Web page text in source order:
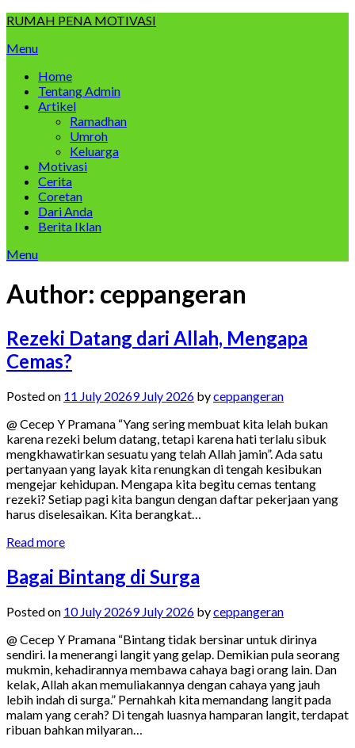
Skip
content
RUMAH PENA MOTIVASI
Menu
Home
Tentang Admin
Artikel
Ramadhan
Umroh
Keluarga
Motivasi
Cerita
Coretan
Dari Anda
Berita Iklan
Menu
Author: ceppangeran
Rezeki Datang dari Allah, Mengapa
Cemas?
Posted on 11 July 20269 July 2026 byceppangeran
@ Cecep Y Pramana “Yang sering membuat kita lelah bukan
karena rezeki belum datang, tetapi karena hati terlalu sibuk
mengkhawatirkan sesuatu yang telah Allah jamin”. Ada satu
pertanyaan yang layak kita renungkan di tengah kesibukan
mengejar kehidupan. Mengapa kita begitu cemas tentang
rezeki? Setiap pagi kita bangun dengan daftar pekerjaan yang
harus diselesaikan. Kita berangkat…
Read more
Bagai Bintang di Surga
Posted on 10 July 20269 July 2026 byceppangeran
@ Cecep Y Pramana “Bintang tidak bersinar untuk dirinya
sendiri. Ia menerangi langit yang gelap. Demikian pula seorang
mukmin, kehadirannya membawa cahaya bagi orang lain. Dan
kelak, Allah akan memuliakannya dengan cahaya yang jauh
lebih indah di surga.” Pernahkah kita memandang langit pada
malam yang cerah? Di tengah luasnya hamparan langit, terdapat
ribuan bahkan milyaran…